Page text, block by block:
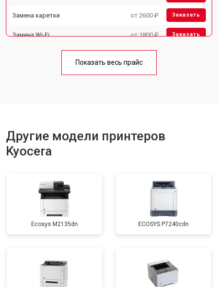
Замена каретки от 2600 ₽ Заказать
Замена Wi-Fi от 1800 ₽ Заказать
от 2600 ₽
Показать весь прайс
Другие модели принтеров
Kyocera
Ecosys M2135dn ECOSYS P7240cdn